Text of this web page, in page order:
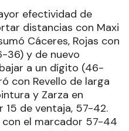
efectividad de
distancias con Maxi
Cáceres, Rojas con
36) y de nuevo
a un dígito (46-
con Revello de larga
y Zarza en
de ventaja, 57-42.
el marcador 57-44